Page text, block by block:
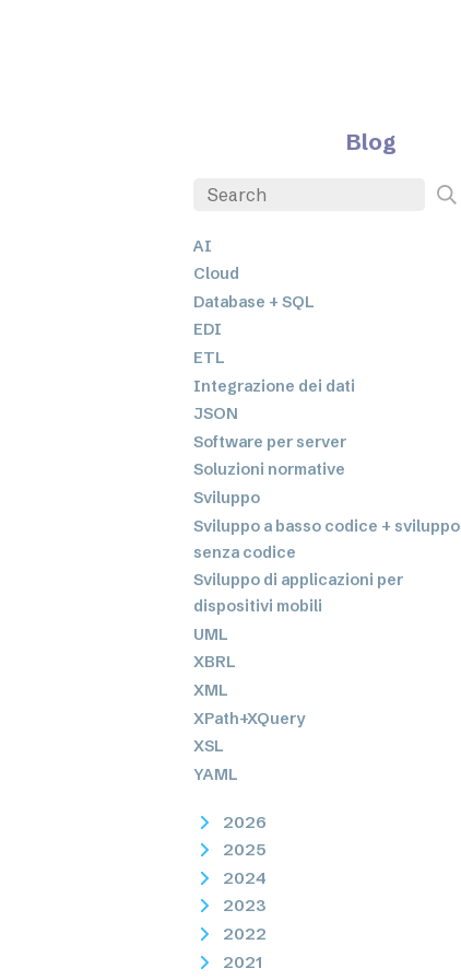
Blog
AI
Cloud
Database + SQL
EDI
ETL
Integrazione dei dati
JSON
Software per server
Soluzioni normative
Sviluppo
Sviluppo a basso codice + sviluppo
senza codice
Sviluppo di applicazioni per
dispositivi mobili
UML
XBRL
XML
XPath+XQuery
XSL
YAML
2026
2025
2024
2023
2022
2021